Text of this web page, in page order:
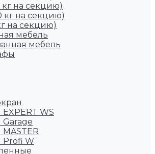
на секцию)
кг на секцию)
на секцию)
мебель
мебель
WS
Profi W